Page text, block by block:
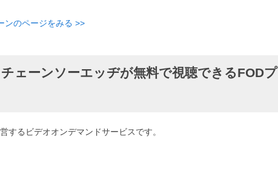
ンのページをみる >>
ェーンソーエッヂが無料で視聴できるFODプ
するビデオオンデマンドサービスです。